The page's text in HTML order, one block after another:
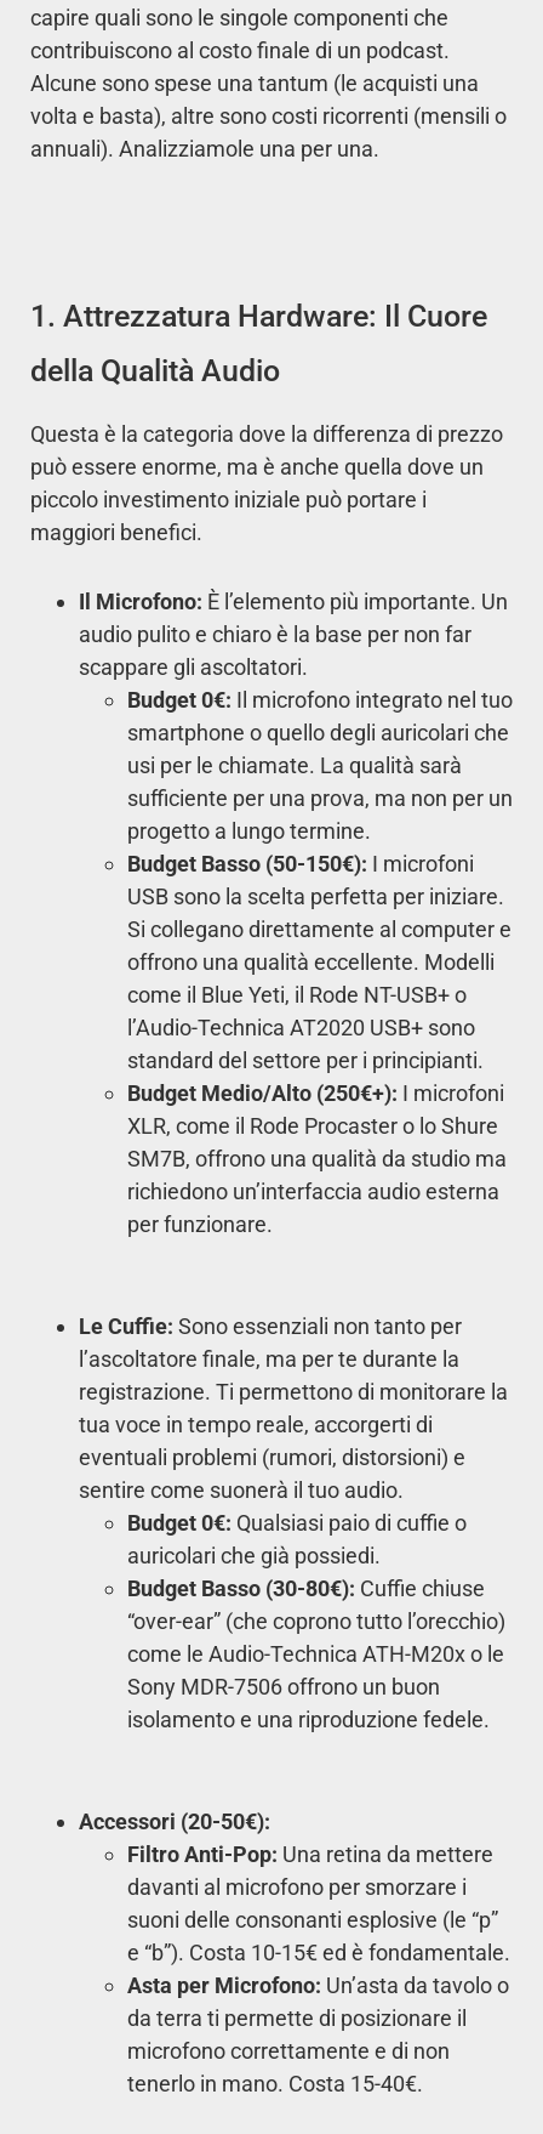
capire quali sono le singole componenti che
contribuiscono al costo finale di un podcast.
Alcune sono spese una tantum (le acquisti una
volta e basta), altre sono costi ricorrenti (mensili o
annuali). Analizziamole una per una.
1. Attrezzatura Hardware: Il Cuore
della Qualità Audio
Questa è la categoria dove la differenza di prezzo
può essere enorme, ma è anche quella dove un
piccolo investimento iniziale può portare i
maggiori benefici.
Il Microfono: È l’elemento più importante. Un
audio pulito e chiaro è la base per non far
scappare gli ascoltatori.
Budget 0€: Il microfono integrato nel tuo
smartphone o quello degli auricolari che
usi per le chiamate. La qualità sarà
sufficiente per una prova, ma non per un
progetto a lungo termine.
Budget Basso (50-150€): I microfoni
USB sono la scelta perfetta per iniziare.
Si collegano direttamente al computer e
offrono una qualità eccellente. Modelli
come il Blue Yeti, il Rode NT-USB+ o
l’Audio-Technica AT2020 USB+ sono
standard del settore per i principianti.
Budget Medio/Alto (250€+): I microfoni
XLR, come il Rode Procaster o lo Shure
SM7B, offrono una qualità da studio ma
richiedono un’interfaccia audio esterna
per funzionare.
Le Cuffie: Sono essenziali non tanto per
l’ascoltatore finale, ma per te durante la
registrazione. Ti permettono di monitorare la
tua voce in tempo reale, accorgerti di
eventuali problemi (rumori, distorsioni) e
sentire come suonerà il tuo audio.
Budget 0€: Qualsiasi paio di cuffie o
auricolari che già possiedi.
Budget Basso (30-80€): Cuffie chiuse
“over-ear” (che coprono tutto l’orecchio)
come le Audio-Technica ATH-M20x o le
Sony MDR-7506 offrono un buon
isolamento e una riproduzione fedele.
Accessori (20-50€):
Filtro Anti-Pop: Una retina da mettere
davanti al microfono per smorzare i
suoni delle consonanti esplosive (le “p”
e “b”). Costa 10-15€ ed è fondamentale.
Asta per Microfono: Un’asta da tavolo o
da terra ti permette di posizionare il
microfono correttamente e di non
tenerlo in mano. Costa 15-40€.